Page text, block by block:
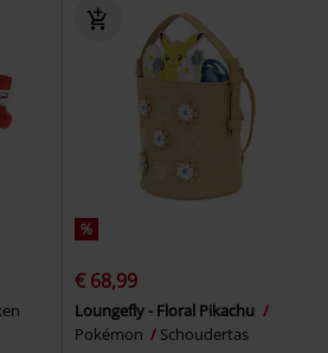
%
€ 68,99
Loungefly - Floral Pikachu
Pokémon
Schoudertas